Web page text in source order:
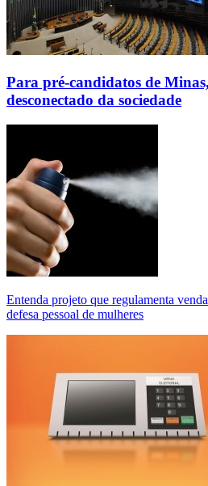
Para pré-candidatos de
desconectado da sociedade
Entenda projeto que regulamenta
defesa pessoal de mulheres